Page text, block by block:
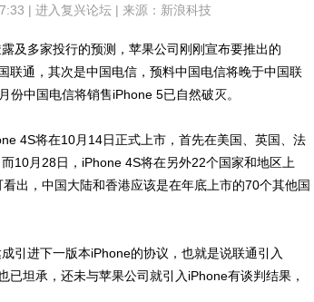
| 进入复兴论坛| 来源：新浪科技
多家投行的预测，苹果公司刚刚宣布要推出的
联通，其次是中国电信，预料中国电信将晚于中国联
中国电信将销售iPhone 5已自然破灭。
4S将在10月14日正式上市，首先在美国、英国、法
10月28日，iPhone 4S将在另外22个国家和地区上
出，中国大陆和香港应该是在年底上市的70个其他国
进下一版本iPhone的协议，也就是说联通引入
坦承，还未与苹果公司就引入iPhone有谈判结果，